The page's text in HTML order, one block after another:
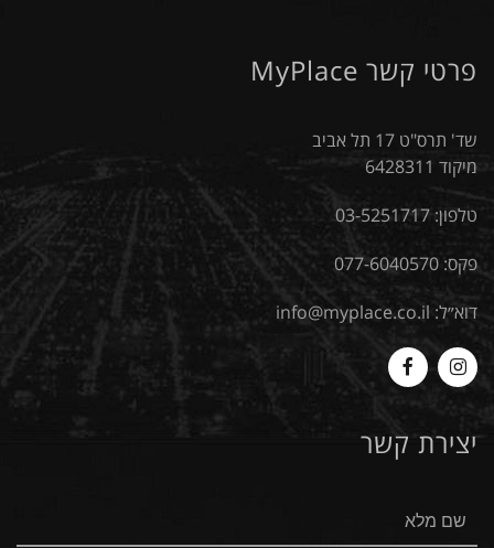
פרטי קשר MyPlace
שד' תרס"ט 17 תל אביב
מיקוד 6428311
טלפון: 03-5251717
פקס: 077-6040570
דוא״ל: info@myplace.co.il
Myplace
-
Instagram
MyPlace
Facebook
יצירת קשר